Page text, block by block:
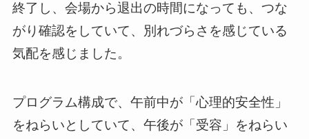
終了し、会場から退出の時間になっても、つな
がり確認をしていて、別れづらさを感じている
気配を感じました。
プログラム構成で、午前中が「心理的安全性」
をねらいとしていて、午後が「受容」をねらい